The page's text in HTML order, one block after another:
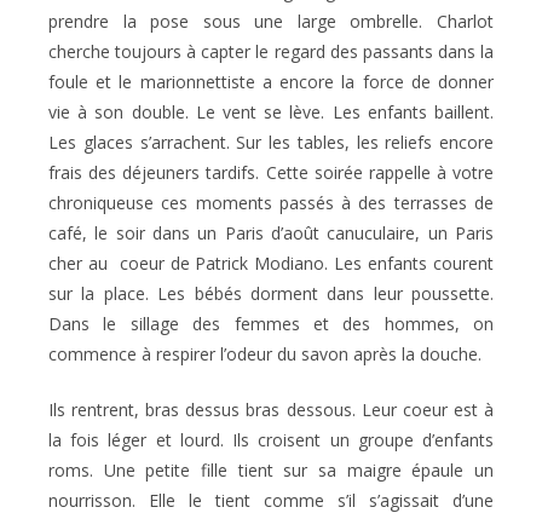
prendre la pose sous une large ombrelle. Charlot
cherche toujours à capter le regard des passants dans la
foule et le marionnettiste a encore la force de donner
vie à son double. Le vent se lève. Les enfants baillent.
Les glaces s’arrachent. Sur les tables, les reliefs encore
frais des déjeuners tardifs. Cette soirée rappelle à votre
chroniqueuse ces moments passés à des terrasses de
café, le soir dans un Paris d’août canuculaire, un Paris
cher au coeur de Patrick Modiano. Les enfants courent
sur la place. Les bébés dorment dans leur poussette.
Dans le sillage des femmes et des hommes, on
commence à respirer l’odeur du savon après la douche.
Ils rentrent, bras dessus bras dessous. Leur coeur est à
la fois léger et lourd. Ils croisent un groupe d’enfants
roms. Une petite fille tient sur sa maigre épaule un
nourrisson. Elle le tient comme s’il s’agissait d’une